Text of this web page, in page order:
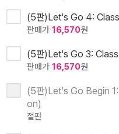
(5판)Let's Go 4:
판매가 16,570원
(5판)Let's Go 3:
판매가 16,570원
(5판)Let's Go Begin
on)
절판